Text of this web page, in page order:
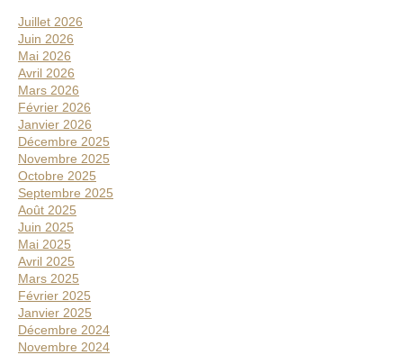
Juillet 2026
Juin 2026
Mai 2026
Avril 2026
Mars 2026
Février 2026
Janvier 2026
Décembre 2025
Novembre 2025
Octobre 2025
Septembre 2025
Août 2025
Juin 2025
Mai 2025
Avril 2025
Mars 2025
Février 2025
Janvier 2025
Décembre 2024
Novembre 2024